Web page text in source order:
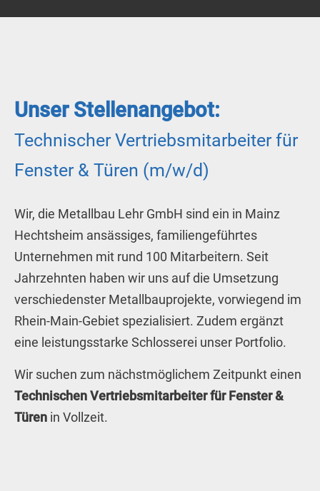
Unser Stellenangebot:
Technischer Vertriebsmitarbeiter für
Fenster & Türen (m/w/d)
Wir, die Metallbau Lehr GmbH sind ein in Mainz
Hechtsheim ansässiges, familiengeführtes
Unternehmen mit rund 100 Mitarbeitern. Seit
Jahrzehnten haben wir uns auf die Umsetzung
verschiedenster Metallbauprojekte, vorwiegend im
Rhein-Main-Gebiet spezialisiert. Zudem ergänzt
eine leistungsstarke Schlosserei unser Portfolio.
Wir suchen zum nächstmöglichem Zeitpunkt einen
Technischen Vertriebsmitarbeiter für Fenster &
Türen in Vollzeit.